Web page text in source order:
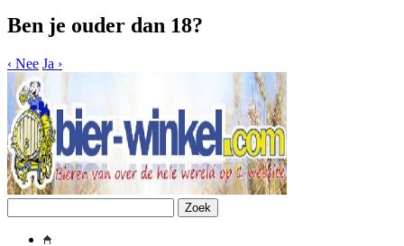
Ben je ouder dan 18?
‹ Nee Ja ›